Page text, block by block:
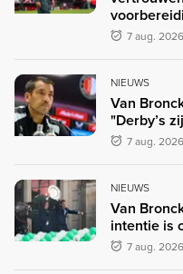
7 aug.
NIEUWS
Van
"Derby’s
7 aug.
NIEUWS
Van
intentie is
7 aug.